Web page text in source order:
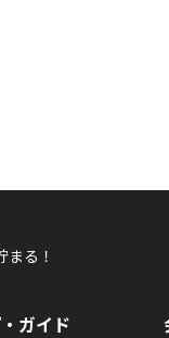
る！
ガイド